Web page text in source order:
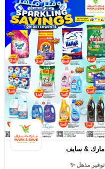
مارك & سايف
توفير مذهل ✨